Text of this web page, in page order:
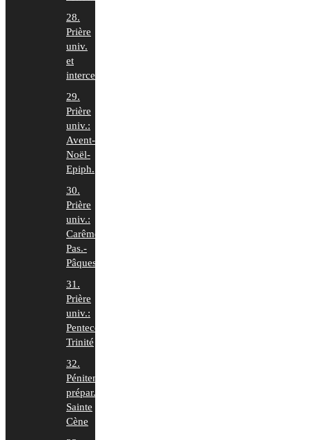
28.
Prière
univ.
et
intercession
29.
Prière
univ.:
Avent-
Noël-
Epiph.
30.
Prière
univ.:
Carême-
Pas.-
Pâques
31.
Prière
univ.:
Pentecôte-
Trinité
32.
Pénitence
prépar.
Sainte
Cène